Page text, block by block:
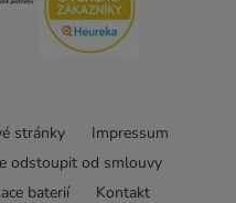
stránky
Impressum
odstoupit od smlouvy
baterií
Kontakt